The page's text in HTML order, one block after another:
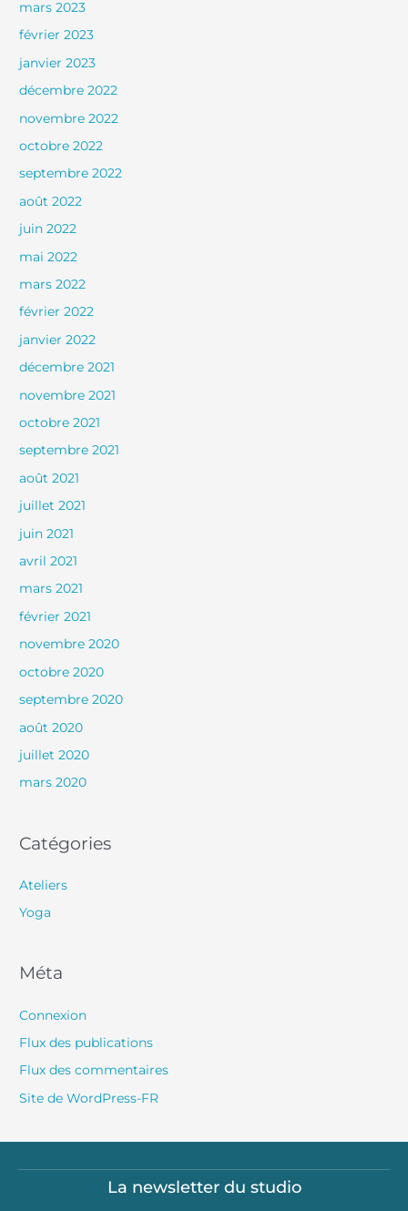
mars 2023
février 2023
janvier 2023
décembre 2022
novembre 2022
octobre 2022
septembre 2022
août 2022
juin 2022
mai 2022
mars 2022
février 2022
janvier 2022
décembre 2021
novembre 2021
octobre 2021
septembre 2021
août 2021
juillet 2021
juin 2021
avril 2021
mars 2021
février 2021
novembre 2020
octobre 2020
septembre 2020
août 2020
juillet 2020
mars 2020
Catégories
Ateliers
Yoga
Méta
Connexion
Flux des publications
Flux des commentaires
Site de WordPress-FR
La newsletter du studio